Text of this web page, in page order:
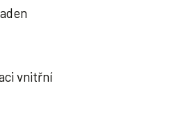
vnitřní